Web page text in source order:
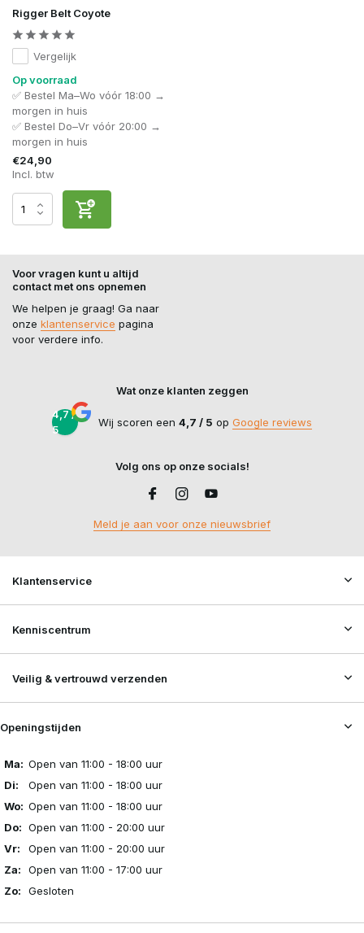
Rigger Belt Coyote
Vergelijk
Op voorraad
✅ Bestel Ma–Wo vóór 18:00 →
morgen in huis
✅ Bestel Do–Vr vóór 20:00 →
morgen in huis
€24,90
Incl. btw
Voor vragen kunt u altijd
contact met ons opnemen
We helpen je graag! Ga naar
onze klantenservice pagina
voor verdere info.
Wat onze klanten zeggen
4,7 /
5
Wij scoren een 4,7 / 5 op Google reviews
Volg ons op onze socials!
Meld je aan voor onze nieuwsbrief
Klantenservice
Kenniscentrum
Veilig & vertrouwd verzenden
Openingstijden
Ma: Open van 11:00 - 18:00 uur
Di:
Open van 11:00 - 18:00 uur
Wo: Open van 11:00 - 18:00 uur
Do: Open van 11:00 - 20:00 uur
Vr:
Open van 11:00 - 20:00 uur
Za:
Open van 11:00 - 17:00 uur
Zo:
Gesloten